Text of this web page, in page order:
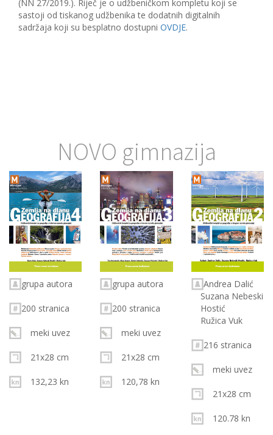
(NN 27/2019.). Riječ je o udžbeničkom kompletu koji se
sastoji od tiskanog udžbenika te dodatnih digitalnih
sadržaja koji su besplatno dostupni OVDJE.
NOVO gimnazija
grupa autora
200 stranica
meki uvez
21x28 cm
132,23 kn
grupa autora
200 stranica
meki uvez
21x28 cm
120,78 kn
Andrea Dalić
Suzana Nebeski
Hostić
Ružica Vuk
216 stranica
meki uvez
21x28 cm
120.78 kn